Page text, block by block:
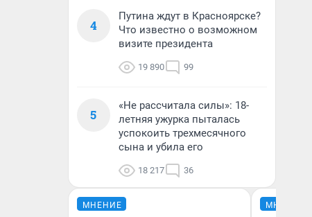
4
Путина ждут в Красноярске?
Что известно о возможном
визите президента
19 890 99
5
«Не рассчитала силы»: 18-
летняя ужурка пыталась
успокоить трехмесячного
сына и убила его
18 217 36
МНЕНИЕ МНЕНИЕ